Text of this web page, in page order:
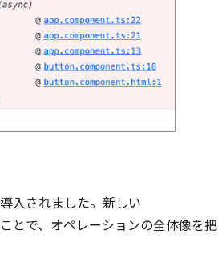
入されました。新しい
とで、オペレーションの全体像を